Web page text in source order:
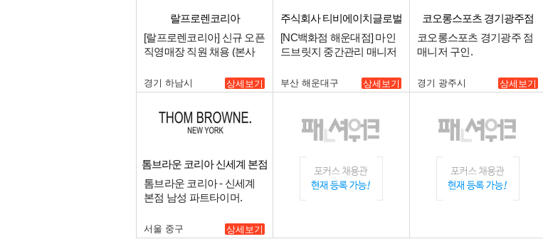
랄프로렌코리아
[랄프로렌코리아] 신규 오픈
직영매장 직원 채용 (본사
경기 하남시 상세보기
주식회사 티비에이치글로벌
[NC백화점 해운대점] 마인
드브릿지 중간관리 매니저
부산 해운대구 상세보기
코오롱스포츠 경기광주점
코오롱스포츠 경기광주 점
매니저 구인.
경기 광주시 상세보기
톰브라운 코리아 신세계 본점
남성
톰브라운 코리아 - 신세계
본점 남성 파트타이머.
서울 중구 상세보기